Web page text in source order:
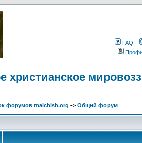
FAQ
христианское
форумов malchish.org -> Общий форум